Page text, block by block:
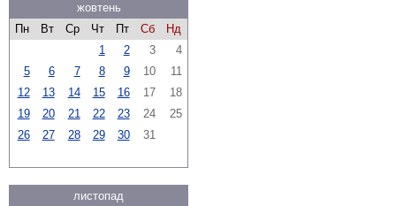
жовтень
Пн
Вт Ср Чт Пт Сб
Нд
1
2 3
4
5
6 7 8 9 10
11
12
13 14 15 16 17
18
19
20 21 22 23 24
25
26
27 28 29 30 31
листопад